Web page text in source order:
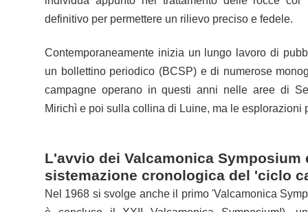
definitivo per permettere un rilievo preciso e fedele.
Contemporaneamente inizia un lungo lavoro di
un bollettino periodico (BCSP) e di numerose
campagne operano in questi anni nelle aree di
Mirichì e poi sulla collina di Luine, ma le esplorazioni
L'avvio dei Valcamonica Symposium
sistemazione cronologica del 'ciclo
Nel 1968 si svolge anche il primo 'Valcamonica